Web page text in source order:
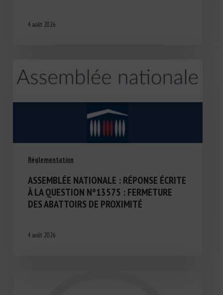
4 août 2026
Réglementation
ASSEMBLÉE NATIONALE : RÉPONSE ÉCRITE
À LA QUESTION N°13575 : FERMETURE
DES ABATTOIRS DE PROXIMITÉ
4 août 2026